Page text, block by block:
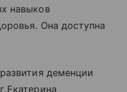
навыков
Она доступна
деменции
Екатерина